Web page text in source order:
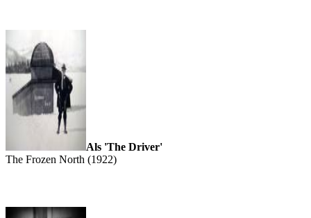
Als 'The Driver'
The Frozen North (1922)